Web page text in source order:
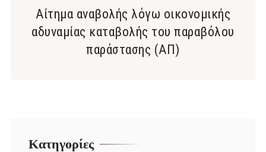
Αίτημα αναβολής λόγω οικονομικής
αδυναμίας καταβολής του παραβόλου
παράστασης (ΑΠ)
Kατηγορίες